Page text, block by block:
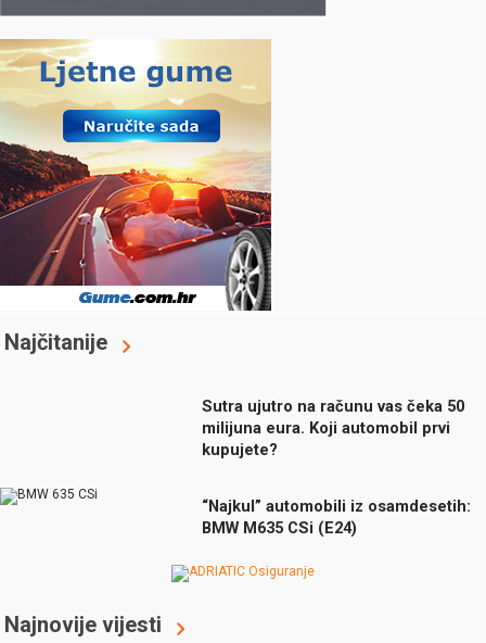
Najčitanije
Sutra ujutro na računu vas čeka 50
milijuna eura. Koji automobil prvi
kupujete?
“Najkul” automobili iz osamdesetih:
BMW M635 CSi (E24)
Najnovije vijesti